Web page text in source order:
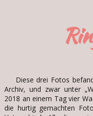
Diese drei Fotos
Archiv, und zwar unter
2018 an einem Tag vier
die hurtig gemachten